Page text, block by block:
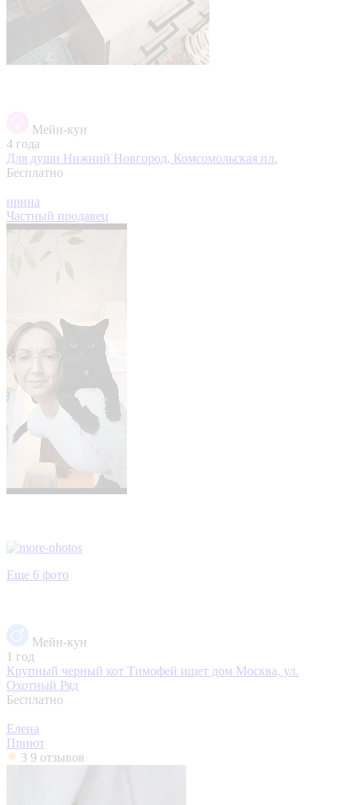
Мейн-кун
4 года
Для души Нижний Новгород, Комсомольская пл.
Бесплатно
ирина
Частный продавец
Еще 6 фото
Мейн-кун
1 год
Крупный черный кот Тимофей ищет дом Москва, ул.
Охотный Ряд
Бесплатно
Елена
Приют
3 9 отзывов